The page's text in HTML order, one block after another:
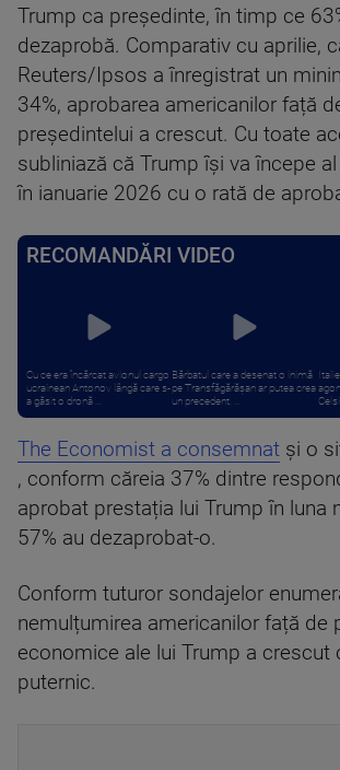
Trump ca președinte, în timp ce
dezaprobă. Comparativ cu aprilie,
Reuters/Ipsos a înregistrat un
34%, aprobarea americanilor față
președintelui a crescut. Cu toate
subliniază că Trump își va începe
în ianuarie 2026 cu o rată de
RECOMANDĂRI VIDEO
Cu ce era încărcat avionul cargo
ucrainean Antonov lângă care s-
a găsit o dronă ...
Bărbatul care a desenat o inimă
pe Transfăgărășan ar putea crea
un precedent. ...
The Economist a consemnat și o
, conform căreia 37% dintre
aprobat prestația lui Trump în luna
57% au dezaprobat-o.
Conform tuturor sondajelor
nemulțumirea americanilor față de
economice ale lui Trump a crescut
puternic.